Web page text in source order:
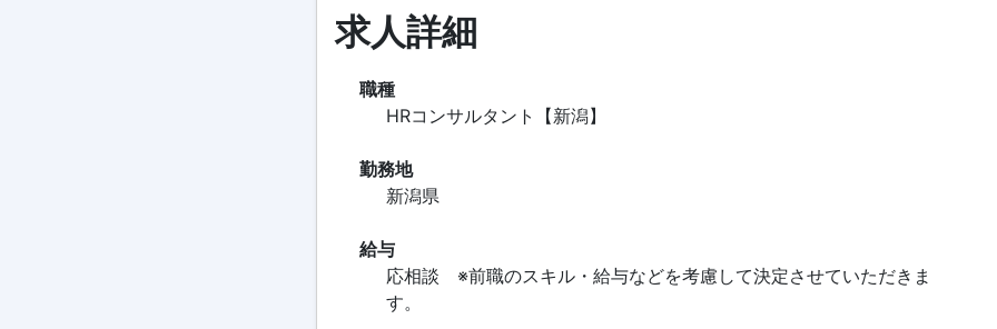
求人詳細
職種
HRコンサルタント【新潟】
勤務地
新潟県
給与
応相談 ※前職のスキル・給与などを考慮して決定させていただきま
す。